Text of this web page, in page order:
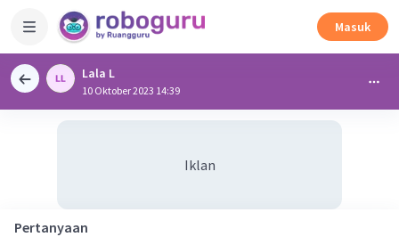
Masuk
Lala L
10 Oktober 2023 14:39
Iklan
Pertanyaan